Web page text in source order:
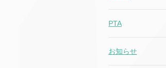
PTA
お知らせ